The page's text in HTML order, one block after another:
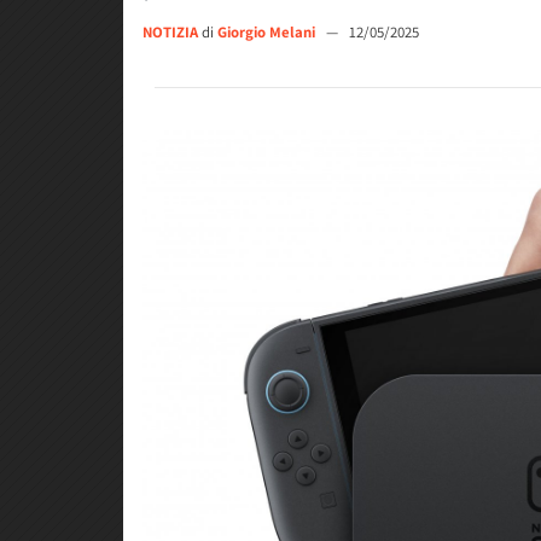
NOTIZIAdi Giorgio Melani — 12/05/2025